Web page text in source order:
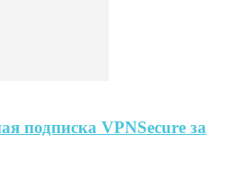
подписка VPNSecure за